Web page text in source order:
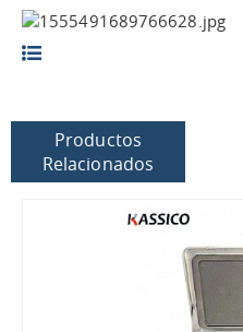
Productos
Relacionados